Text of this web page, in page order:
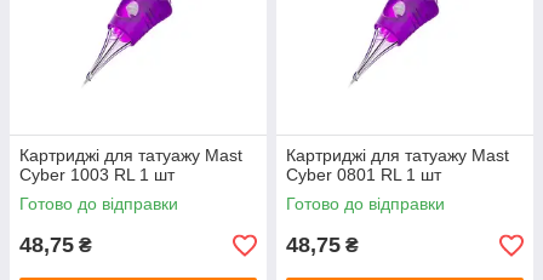
Картриджі для татуажу Mast
Cyber 1003 RL 1 шт
Готово до відправки
48,75 ₴
Картриджі для татуажу Mast
Cyber 0801 RL 1 шт
Готово до відправки
48,75 ₴